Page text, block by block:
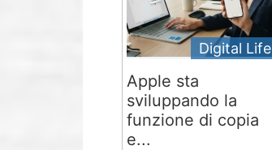
Digital Life
Apple sta
sviluppando la
funzione di copia
e...